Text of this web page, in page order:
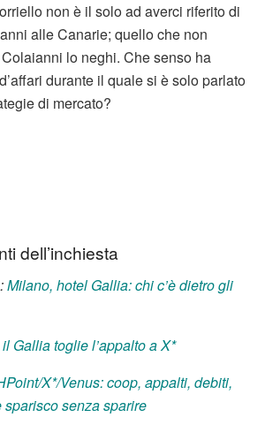
non è il solo ad averci riferito di
alle Canarie; quello che non
lo neghi. Che senso ha
durante il quale si è solo parlato
di mercato?
dell’inchiesta
Milano, hotel Gallia: chi c’è dietro gli
il Gallia toglie l’appalto a X*
X*/Venus: coop, appalti, debiti,
senza sparire